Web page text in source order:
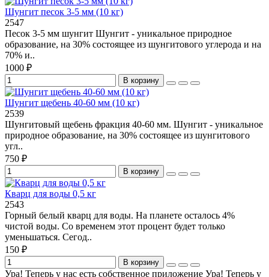
Шунгит песок 3-5 мм (10 кг)
2547
Песок 3-5 мм шунгит Шунгит - уникальное природное
образование, на 30% состоящее из шунгитового углерода и на
70% и..
1000 ₽
В корзину
Шунгит щебень 40-60 мм (10 кг)
2539
Шунгитовый щебень фракция 40-60 мм. Шунгит - уникальное
природное образование, на 30% состоящее из шунгитового
угл..
750 ₽
В корзину
Кварц для воды 0,5 кг
2543
Горный белый кварц для воды. На планете осталось 4%
чистой воды. Со временем этот процент будет только
уменьшаться. Сегод..
150 ₽
В корзину
Ура! Теперь у нас есть собственное приложение Ура! Теперь у